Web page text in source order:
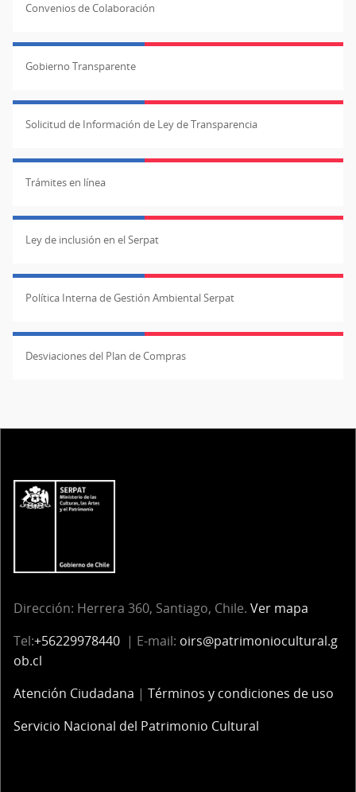
Convenios de Colaboración
Gobierno Transparente
Solicitud de Información de Ley de Transparencia
Trámites en línea
Ley de inclusión en el Serpat
Política Interna de Gestión Ambiental Serpat
Desviaciones del Plan de Compras
Dirección: Herrera 360, Santiago, Chile. Ver mapa
Tel:+56229978440 | E-mail: oirs@patrimoniocultural.g
ob.cl
Atención Ciudadana | Términos y condiciones de uso
Servicio Nacional del Patrimonio Cultural